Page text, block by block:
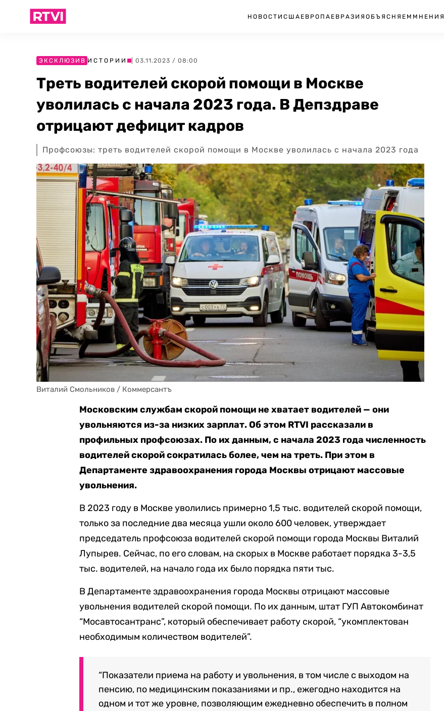
НОВОСТИ США ЕВРОПА ЕВРАЗИЯ ОБЪЯСНЯЕМ МНЕНИЯ
ЭКСКЛЮЗИВ ИСТОРИИ | 03.11.2023 / 08:00
Треть водителей скорой помощи в Москве
уволилась с начала 2023 года. В Депздраве
отрицают дефицит кадров
Профсоюзы: треть водителей скорой помощи в Москве уволилась с начала 2023 года
Виталий Смольников / Коммерсантъ
Московским службам скорой помощи не хватает водителей — они
увольняются из-за низких зарплат. Об этом RTVI рассказали в
профильных профсоюзах. По их данным, с начала 2023 года численность
водителей скорой сократиласьболее, чем на треть. При этом в
Департаменте здравоохранения города Москвы отрицают массовые
увольнения.
В 2023 году в Москве уволились примерно 1,5 тыс. водителей скорой помощи,
только за последние два месяца ушли около 600 человек, утверждает
председатель профсоюза водителей скорой помощи города Москвы Виталий
Лупырев. Сейчас, по его словам, на скорых в Москве работает порядка 3-3,5
тыс. водителей, на начало года их было порядка пяти тыс.
В Департаменте здравоохранения города Москвы отрицают массовые
увольнения водителей скорой помощи. По их данным, штат ГУП Автокомбинат
“Мосавтосантранс”, который обеспечивает работу скорой, “укомплектован
необходимым количеством водителей”.
“Показатели приема на работу и увольнения, в том числе с выходом на
пенсию, по медицинским показаниями и пр., ежегодно находится на
одном и тот же уровне, позволяющим ежедневно обеспечить в полном